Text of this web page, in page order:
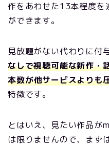
作をあわせた13本程度を
ができます。
見放題がない代わりに付
なしで視聴可能な新作・
本数が他サービスよりも
特徴です。
とはいえ、見たい作品が
は限りませんので、まず